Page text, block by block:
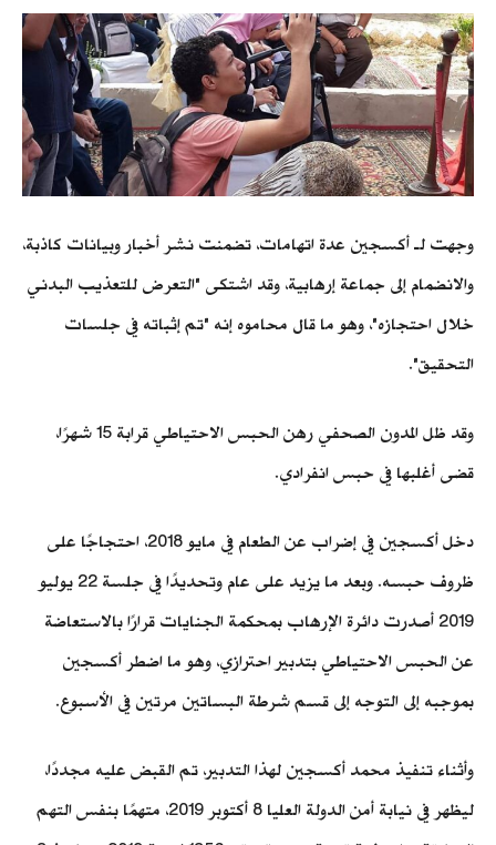
وجهت لـ أكسجين عدة اتهامات، تضمنت نشر أخبار وبيانات كاذبة،
والانضمام إلى جماعة إرهابية، وقد اشتكى "التعرض للتعذيب البدني
خلال احتجازه"، وهو ما قال محاموه إنه "تم إثباته في جلسات
التحقيق".
وقد ظل المدون الصحفي رهن الحبس الاحتياطي قرابة 15 شهرًا،
قضى أغلبها في حبس انفرادي.
دخل أكسجين في إضراب عن الطعام في مايو 2018، احتجاجًا على
ظروف حبسه. وبعد ما يزيد على عام وتحديدًا في جلسة 22 يوليو
2019 أصدرت دائرة الإرهاب بمحكمة الجنايات قرارًا بالاستعاضة
عن الحبس الاحتياطي بتدبير احترازي، وهو ما اضطر أكسجين
بموجبه إلى التوجه إلى قسم شرطة البساتين مرتين في الأسبوع.
وأثناء تنفيذ محمد أكسجين لهذا التدبير، تم القبض عليه مجددًا،
ليظهر في نيابة أمن الدولة العليا 8 أكتوبر 2019، متهمًا بنفس التهم